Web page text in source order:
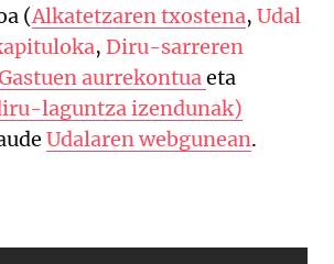
(Alkatetzaren txostena, Udal
, Diru-sarreren
aurrekontuaeta
laguntza izendunak)
Udalaren webgunean.